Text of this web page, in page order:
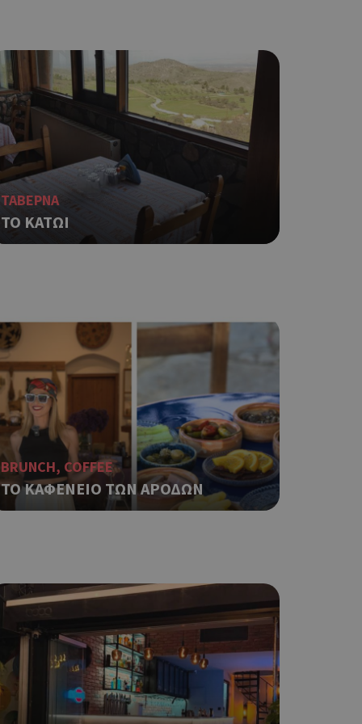
ΤΑΒΕΡΝΑ
ΤΟ ΚΑΤΩΙ
BRUNCH, COFFEE
ΤΟ ΚΑΦΕΝΕΙΟ ΤΩΝ ΑΡΟΔΩΝ
Google
που
για ένα
είναι
ο
ένα καλό
σελίδων.
δηλαδή να
στον χρήστη
είναι το
push down
δηλαδή να
στον χρήστη
όπως είναι το
push down
την
είναι
ο
ένα καλό
δηλαδή να
στον χρήστη
όπως είναι το